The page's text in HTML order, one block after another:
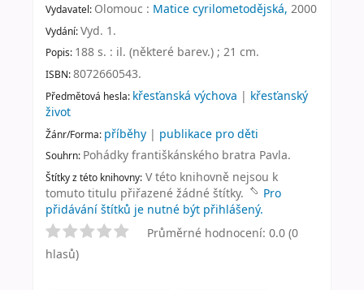
Vydavatel: Olomouc : Matice cyrilometodějská, 2000
Vydání:Vyd. 1 .
Popis: 188 s. : il. (některé barev.) ; 21 cm.
ISBN:8072660543.
Předmětová hesla: křesťanská výchova | křesťanský
život
Žánr/Forma: příběhy | publikace pro děti
Souhrn: Pohádky františkánského bratra Pavla.
Štítky z této knihovny: V této knihovně nejsou k
tomuto titulu přiřazené žádné štítky.
Pro
přidávání štítků je nutné být přihlášený.
Průměrné hodnocení: 0.0 (0
hlasů)